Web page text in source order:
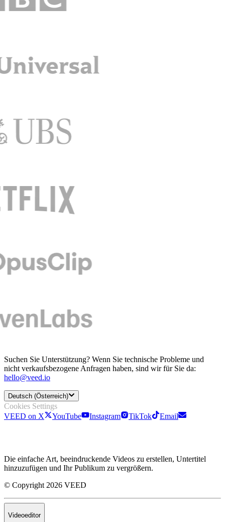
Suchen Sie Unterstützung? Wenn Sie technische Probleme und
nicht verkaufsbezogene Anfragen haben, sind wir für Sie da:
hello@veed.io
Deutsch (Österreich)
Cookies Settings
VEED on X
YouTube Instagram TikTok Email
Die einfache Art, beeindruckende Videos zu erstellen, Untertitel
hinzuzufügen und Ihr Publikum zu vergrößern.
© Copyright 2026 VEED
Videoeditor